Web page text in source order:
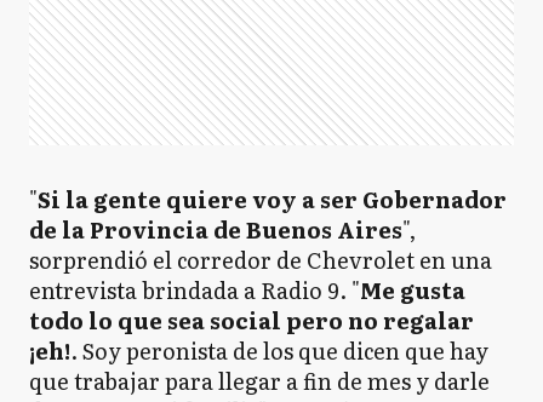
"Si la gente quiere voy a ser Gobernador
de la Provincia de Buenos Aires",
sorprendió el corredor de Chevrolet en una
entrevista brindada a Radio 9. "Me gusta
todo lo que sea social pero no regalar
¡eh!. Soy peronista de los que dicen que hay
que trabajar para llegar a fin de mes y darle